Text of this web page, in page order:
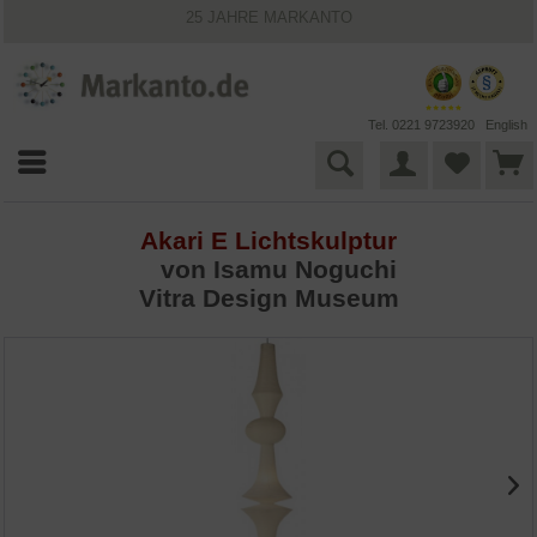
25 JAHRE MARKANTO
VIELFÄLTIGE ZAHLUNGSMÖGLICHKEITEN
BESTPRICE-GARANTIE
Tel. 0221 9723920 English
Akari E Lichtskulptur
von Isamu Noguchi
Vitra Design Museum